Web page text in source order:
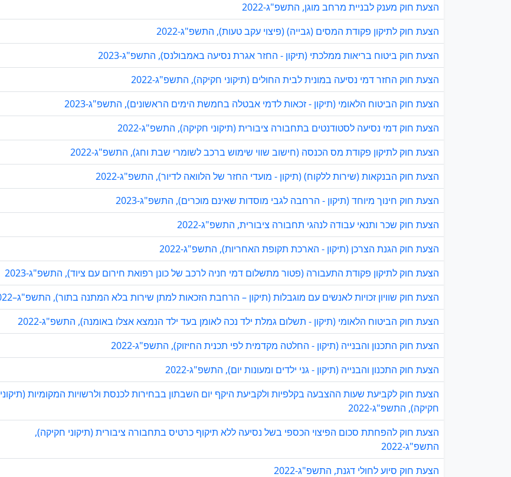
הצעת חוק מענק לבניית מרחב מוגן, התשפ"ג-2022
הצעת חוק לתיקון פקודת המסים (גבייה) (פיצוי עקב טעות), התשפ"ג-2022
הצעת חוק ביטוח בריאות ממלכתי (תיקון - החזר אגרת נסיעה באמבולנס), התשפ"ג-2023
הצעת חוק החזר דמי נסיעה במונית לבית החולים (תיקוני חקיקה), התשפ"ג-2022
הצעת חוק הביטוח הלאומי (תיקון - זכאות לדמי אבטלה בחמשת הימים הראשונים), התשפ"ג-2023
הצעת חוק דמי נסיעה לסטודנטים בתחבורה ציבורית (תיקוני חקיקה), התשפ"ג-2022
הצעת חוק לתיקון פקודת מס הכנסה (חישוב שווי שימוש ברכב לשומרי שבת וחג), התשפ"ג-2022
הצעת חוק הבנקאות (שירות ללקוח) (תיקון - מועדי החזר של הלוואה לדיור), התשפ"ג-2022
הצעת חוק חינוך מיוחד (תיקון - הרחבה לגבי מוסדות שאינם מוכרים), התשפ"ג-2023
הצעת חוק שכר ותנאי עבודה לנהגי תחבורה ציבורית, התשפ"ג-2022
הצעת חוק הגנת הצרכן (תיקון - הארכת תקופת האחריות), התשפ"ג-2022
הצעת חוק לתיקון פקודת התעבורה (פטור מתשלום דמי חניה לרכב של כונן רפואת חירום עם ציוד), התשפ"ג-2023
הצעת חוק שוויון זכויות לאנשים עם מוגבלות (תיקון – הרחבת הזכאות למתן שירות בלא המתנה בתור), התשפ"ג–2022
הצעת חוק הביטוח הלאומי (תיקון - תשלום גמלת ילד נכה לאומן בעד ילד הנמצא אצלו באומנה), התשפ"ג-2022
הצעת חוק התכנון והבנייה (תיקון - החלטה מקדמית לפי תכנית החיזוק), התשפ"ג-2022
הצעת חוק התכנון והבנייה (תיקון - גני ילדים ומעונות יום), התשפ"ג-2022
הצעת חוק לקביעת שעות ההצבעה בקלפיות ולקביעת היקף יום השבתון בבחירות לכנסת ולרשויות המקומיות (תיקוני
חקיקה), התשפ"ג-2022
הצעת חוק להפחתת סכום הפיצוי הכספי בשל נסיעה ללא תיקוף כרטיס בתחבורה ציבורית (תיקוני חקיקה),
התשפ"ג-2022
הצעת חוק סיוע לחולי דגנת, התשפ"ג-2022